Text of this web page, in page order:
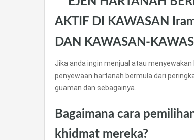
AKTIF DI KAWASAN
DAN KAWASAN-
Jika anda ingin menjual atau
penyewaan hartanah bermula dari
guaman dan sebagainya.
Bagaimana cara
khidmat mereka?